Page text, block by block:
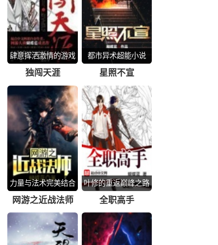
肆意挥洒激情的游戏
人生
独闯天涯
都市异术超能小说
星照不宣
力量与法术完美结合
网游之近战法师
叶修的重返巅峰之路
全职高手